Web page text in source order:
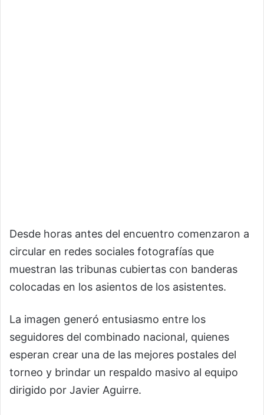
Desde horas antes del encuentro comenzaron a
circular en redes sociales fotografías que
muestran las tribunas cubiertas con banderas
colocadas en los asientos de los asistentes.
La imagen generó entusiasmo entre los
seguidores del combinado nacional, quienes
esperan crear una de las mejores postales del
torneo y brindar un respaldo masivo al equipo
dirigido por Javier Aguirre.